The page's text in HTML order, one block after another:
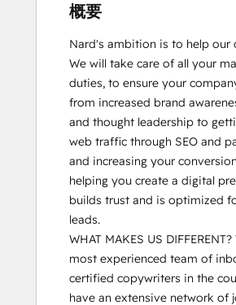
概要
Nard's ambition is to help our
We will take care of all your
duties, to ensure your
from increased brand
and thought leadership to
web traffic through SEO and
and increasing your
helping you create a digital
builds trust and is optimized
leads.
WHAT MAKES US
most experienced team of
certified copywriters in the
have an extensive network of